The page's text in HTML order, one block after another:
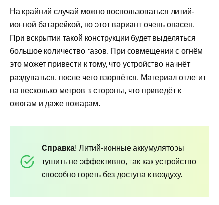
На крайний случай можно воспользоваться литий-
ионной батарейкой, но этот вариант очень опасен.
При вскрытии такой конструкции будет выделяться
большое количество газов. При совмещении с огнём
это может привести к тому, что устройство начнёт
раздуваться, после чего взорвётся. Материал отлетит
на несколько метров в стороны, что приведёт к
ожогам и даже пожарам.
Справка! Литий-ионные аккумуляторы
тушить не эффективно, так как устройство
способно гореть без доступа к воздуху.